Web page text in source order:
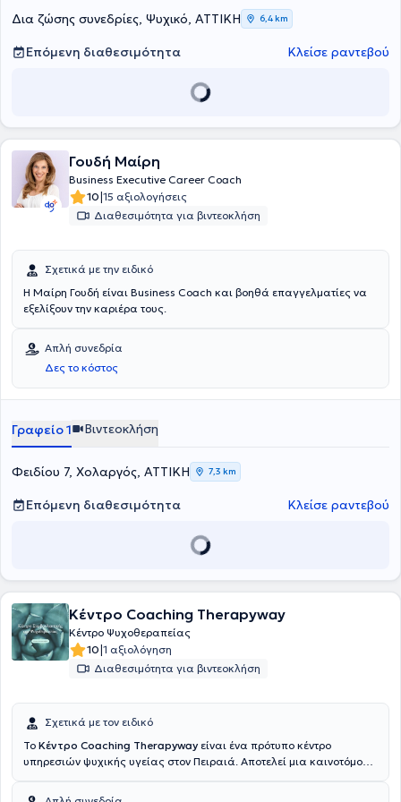
Δια ζώσης συνεδρίες, Ψυχικό, ΑΤΤΙΚΗ 6,4 km
Επόμενη διαθεσιμότητα Κλείσε ραντεβού
Γουδή Mαίρη
Business Executive Career Coach
10|15 αξιολογήσεις
Διαθεσιμότητα για βιντεοκλήση
Σχετικά με την ειδικό
Η Μαίρη Γουδή είναι Βusiness Coach και βοηθά επαγγελματίες να
εξελίξουν την καριέρα τους.
Απλή συνεδρία
Δες το κόστος
Γραφείο 1 Βιντεοκλήση
Φειδίου 7, Χολαργός, ΑΤΤΙΚΗ 7,3 km
Επόμενη διαθεσιμότητα Κλείσε ραντεβού
Κέντρο Coaching Therapyway
Κέντρο Ψυχοθεραπείας
10|1 αξιολόγηση
Διαθεσιμότητα για βιντεοκλήση
Σχετικά με τον ειδικό
Το Κέντρο Coaching Therapyway είναι ένα πρότυπο κέντρο
υπηρεσιών ψυχικής υγείας στον Πειραιά. Αποτελεί μια καινοτόμο
αρχές και τα πλέον σύγχρονα δεδομένα της ψυχοθεραπείας και του